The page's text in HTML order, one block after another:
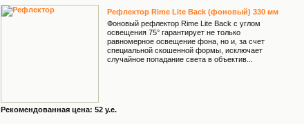
Рефлектор Rime Lite Back (фоновый) 330 мм
Фоновый рефлектор Rime Lite Back с углом
освещения 75° гарантирует не только
равномерное освещение фона, но и, за счет
специальной скошенной формы, исключает
случайное попадание света в объектив...
Рекомендованная цена: 52 у.е.